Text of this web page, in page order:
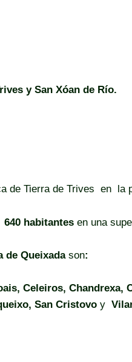
y San Xóan de Río.
de Tierra de Trives en la
habitantes en una
de Queixadason:
Celeiros, Chandrexa,
San Cristovo y